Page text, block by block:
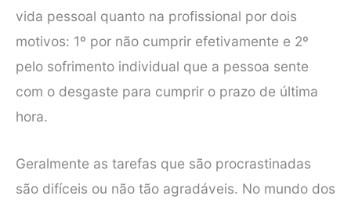
vida pessoal quanto na profissional por dois
motivos: 1º por não cumprir efetivamente e 2º
pelo sofrimento individual que a pessoa sente
com o desgaste para cumprir o prazo de última
hora.
Geralmente as tarefas que são procrastinadas
são difíceis ou não tão agradáveis. No mundo dos